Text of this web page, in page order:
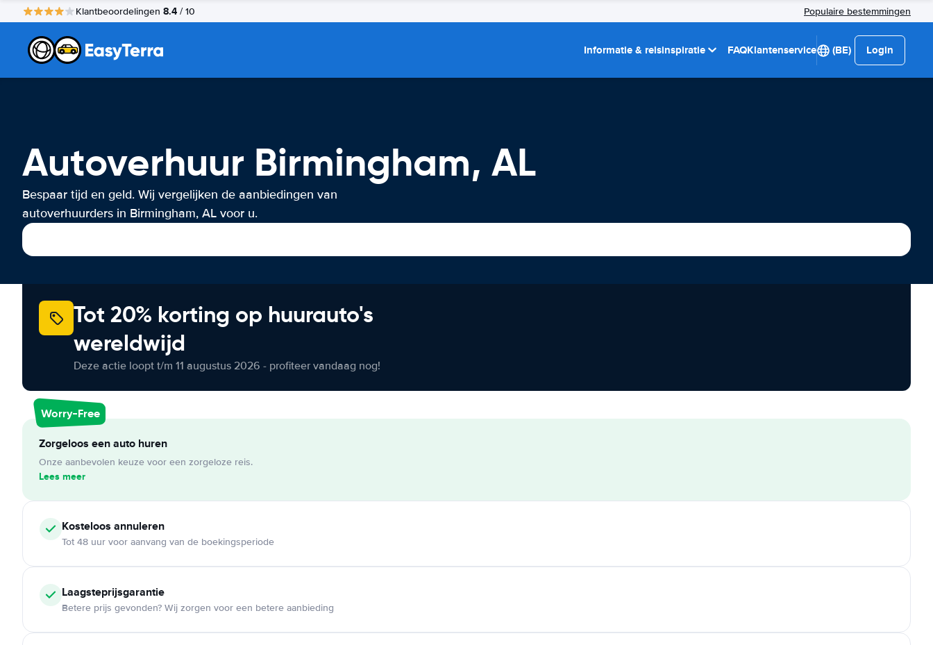
Klantbeoordelingen 8.4 / 10 Populaire bestemmingen
Informatie & reisinspiratie FAQKlantenservice (BE) Login
Autoverhuur Birmingham, AL
Bespaar tijd en geld. Wij vergelijken de aanbiedingen van
autoverhuurders in Birmingham, AL voor u.
Tot 20% korting op huurauto's
wereldwijd
Deze actie loopt t/m 11 augustus 2026 - profiteer vandaag nog!
Worry-Free
Zorgeloos een auto huren
Onze aanbevolen keuze voor een zorgeloze reis.
Lees meer
Kosteloos annuleren
Tot 48 uur voor aanvang van de boekingsperiode
Laagsteprijsgarantie
Betere prijs gevonden? Wij zorgen voor een betere aanbieding